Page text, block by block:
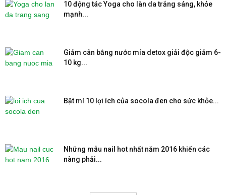
10 động tác Yoga cho làn da trắng sáng, khỏe
mạnh...
Giảm cân bằng nước mía detox giải độc giảm 6-
10 kg...
Bật mí 10 lợi ích của socola đen cho sức khỏe...
Những mẫu nail hot nhất năm 2016 khiến các
nàng phải...